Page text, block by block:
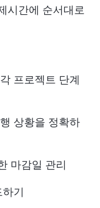
시간에 순서대로
프로젝트 단계
상황을 정확하
마감일 관리
기